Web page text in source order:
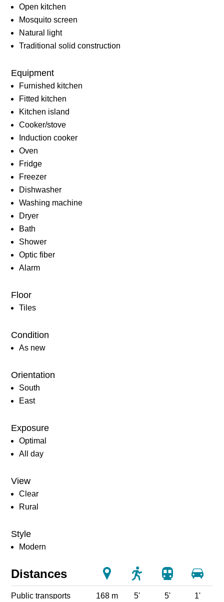
Open kitchen
Mosquito screen
Natural light
Traditional solid construction
Equipment
Furnished kitchen
Fitted kitchen
Kitchen island
Cooker/stove
Induction cooker
Oven
Fridge
Freezer
Dishwasher
Washing machine
Dryer
Bath
Shower
Optic fiber
Alarm
Floor
Tiles
Condition
As new
Orientation
South
East
Exposure
Optimal
All day
View
Clear
Rural
Style
Modern
Distances
Public transports 168 m 5' 5' 1'